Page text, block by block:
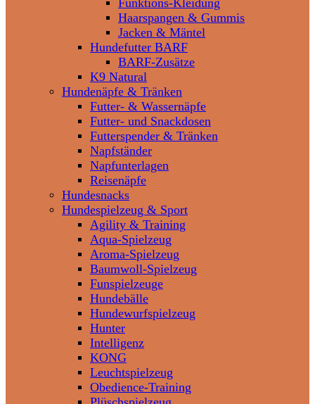
Haarspangen & Gummis
Jacken & Mäntel
Hundefutter BARF
BARF-Zusätze
K9 Natural
Hundenäpfe & Tränken
Futter- & Wassernäpfe
Futter- und Snackdosen
Futterspender & Tränken
Napfständer
Napfunterlagen
Reisenäpfe
Hundesnacks
Hundespielzeug & Sport
Agility & Training
Aqua-Spielzeug
Aroma-Spielzeug
Baumwoll-Spielzeug
Funspielzeuge
Hundebälle
Hundewurfspielzeug
Hunter
Intelligenz
KONG
Leuchtspielzeug
Obedience-Training